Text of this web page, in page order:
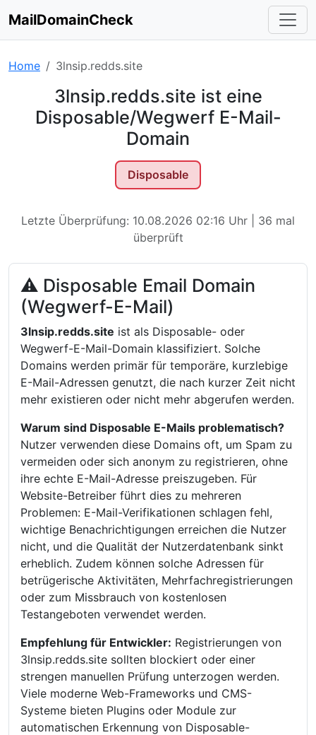
MailDomainCheck
Home 3lnsip.redds.site
3lnsip.redds.site ist eine
Disposable/Wegwerf E-Mail-
Domain
Disposable
Letzte Überprüfung: 10.08.2026 02:16 Uhr | 36 mal
überprüft
⚠ Disposable Email Domain
(Wegwerf-E-Mail)
3lnsip.redds.site ist als Disposable- oder
Wegwerf-E-Mail-Domain klassifiziert. Solche
Domains werden primär für temporäre, kurzlebige
E-Mail-Adressen genutzt, die nach kurzer Zeit nicht
mehr existieren oder nicht mehr abgerufen werden.
Warum sind Disposable E-Mails problematisch?
Nutzer verwenden diese Domains oft, um Spam zu
vermeiden oder sich anonym zu registrieren, ohne
ihre echte E-Mail-Adresse preiszugeben. Für
Website-Betreiber führt dies zu mehreren
Problemen: E-Mail-Verifikationen schlagen fehl,
wichtige Benachrichtigungen erreichen die Nutzer
nicht, und die Qualität der Nutzerdatenbank sinkt
erheblich. Zudem können solche Adressen für
betrügerische Aktivitäten, Mehrfachregistrierungen
oder zum Missbrauch von kostenlosen
Testangeboten verwendet werden.
Empfehlung für Entwickler: Registrierungen von
3lnsip.redds.site sollten blockiert oder einer
strengen manuellen Prüfung unterzogen werden.
Viele moderne Web-Frameworks und CMS-
Systeme bieten Plugins oder Module zur
automatischen Erkennung von Disposable-